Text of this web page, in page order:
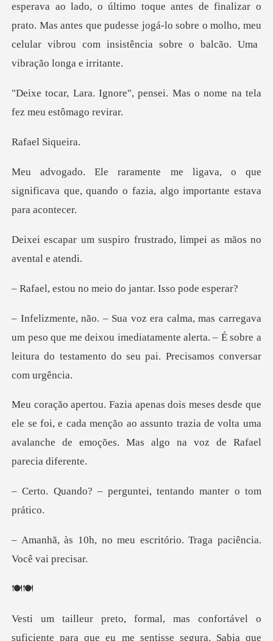
que antes de finalizar o
prato. Mas antes que pudesse jogá-lo sobre o molho, meu
, pensei. Mas o nome na tel
l Siq
o que
significava que, quando o fazia,
o frustrado, limpei as m
meio do jantar. I
eso que me deixou imediatamente alerta. – É sobre a
leitura
se foi, e cada menção ao assunto trazia de volta uma
avalan
erguntei, tentando m
escritório. Traga paciê
️
me sentisse segura. Sabia que